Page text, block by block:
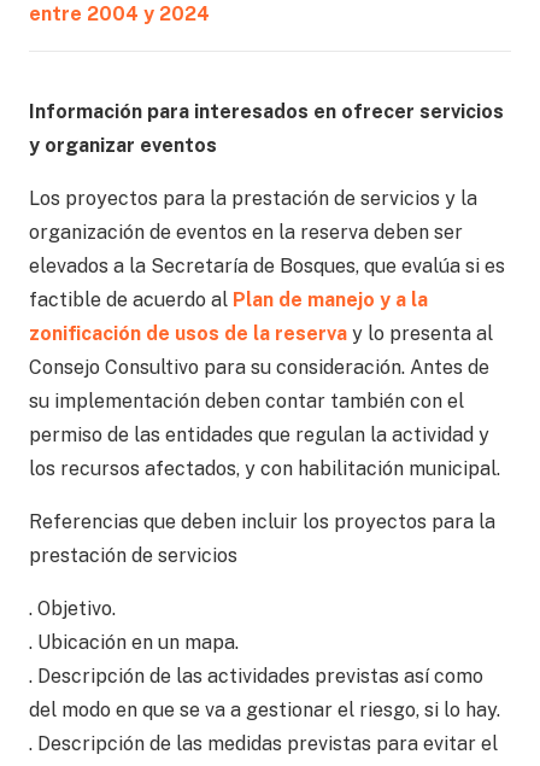
entre 2004 y 2024
Información para interesados en ofrecer servicios
y organizar eventos
Los proyectos para la prestación de servicios y la
organización de eventos en la reserva deben ser
elevados a la Secretaría de Bosques, que evalúa si es
factible de acuerdo al Plan de manejo y a la
zonificación de usos de la reserva y lo presenta al
Consejo Consultivo para su consideración. Antes de
su implementación deben contar también con el
permiso de las entidades que regulan la actividad y
los recursos afectados, y con habilitación municipal.
Referencias que deben incluir los proyectos para la
prestación de servicios
. Objetivo.
. Ubicación en un mapa.
. Descripción de las actividades previstas así como
del modo en que se va a gestionar el riesgo, si lo hay.
. Descripción de las medidas previstas para evitar el